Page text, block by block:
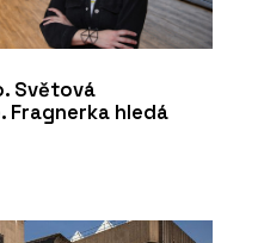
Světová
Fragnerka hledá